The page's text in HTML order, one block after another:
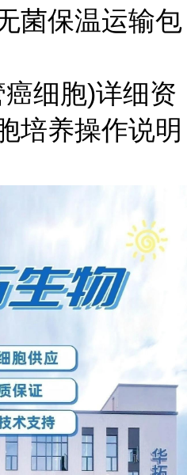
菌保温运输包
细胞)详细资
培养操作说明